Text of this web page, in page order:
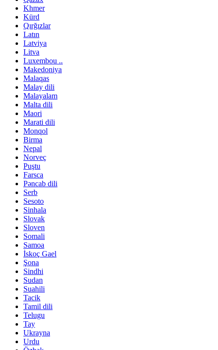
Khmer
Kürd
Qırğızlar
Latın
Latviya
Litva
Luxembou ..
Makedoniya
Malaqas
Malay dili
Malayalam
Malta dili
Maori
Marati dili
Monqol
Birma
Nepal
Norveç
Puştu
Farsca
Pəncab dili
Serb
Sesoto
Sinhala
Slovak
Sloven
Somali
Samoa
İskoç Gael
Şona
Sindhi
Sudan
Suahili
Tacik
Tamil dili
Telugu
Tay
Ukrayna
Urdu